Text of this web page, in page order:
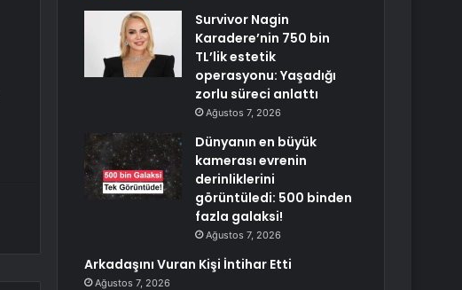
Survivor Nagin
Karadere’nin 750 bin
TL’lik estetik
operasyonu: Yaşadığı
zorlu süreci anlattı
Ağustos 7, 2026
Dünyanın en büyük
kamerası evrenin
derinliklerini
görüntüledi: 500 binden
fazla galaksi!
Ağustos 7, 2026
Arkadaşını Vuran Kişi İntihar Etti
Ağustos 7, 2026